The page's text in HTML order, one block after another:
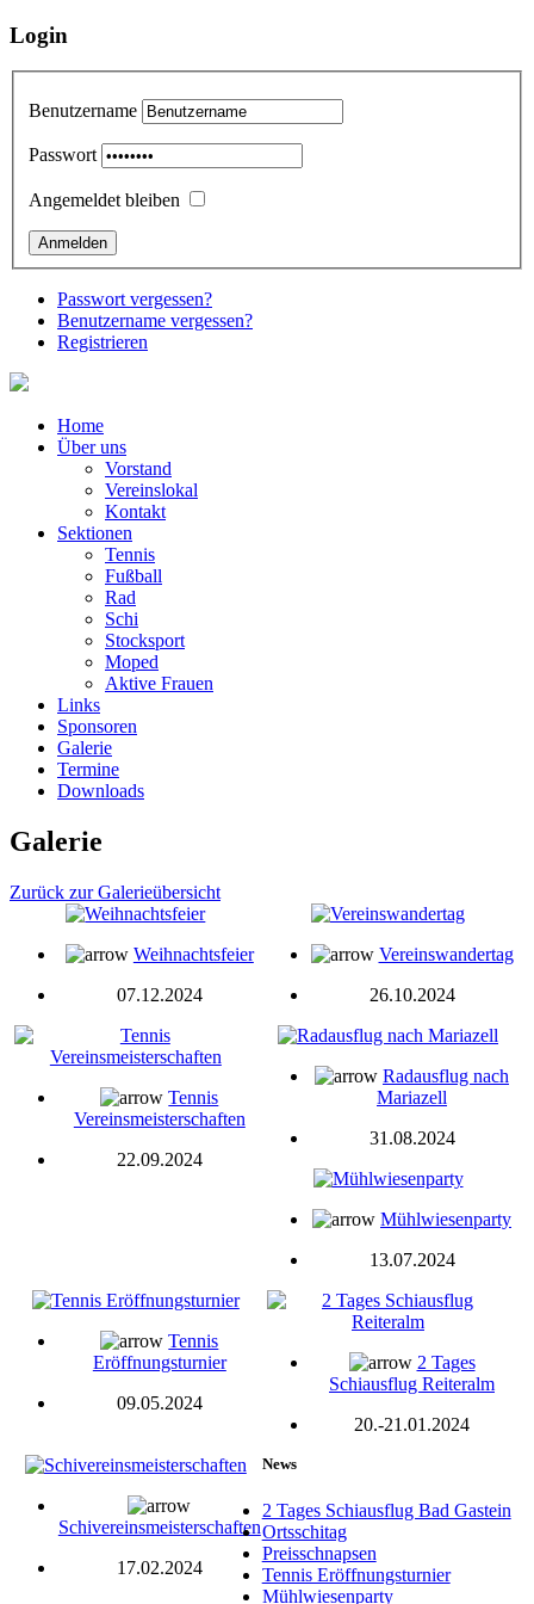
Login
Benutzername
Passwort
Angemeldet bleiben
Passwort vergessen?
Benutzername vergessen?
Registrieren
Home
Über uns
Vorstand
Vereinslokal
Kontakt
Sektionen
Tennis
Fußball
Rad
Schi
Stocksport
Moped
Aktive Frauen
Links
Sponsoren
Galerie
Termine
Downloads
Galerie
Zurück zur Galerieübersicht
Weihnachtsfeier
07.12.2024
Vereinswandertag
26.10.2024
Tennis
Vereinsmeisterschaften
22.09.2024
Radausflug nach
Mariazell
31.08.2024
Mühlwiesenparty
13.07.2024
Tennis
Eröffnungsturnier
09.05.2024
2 Tages
Schiausflug Reiteralm
20.-21.01.2024
Schivereinsmeisterschaften
17.02.2024
News
2 Tages Schiausflug Bad Gastein
Ortsschitag
Preisschnapsen
Tennis Eröffnungsturnier
Mühlwiesenparty